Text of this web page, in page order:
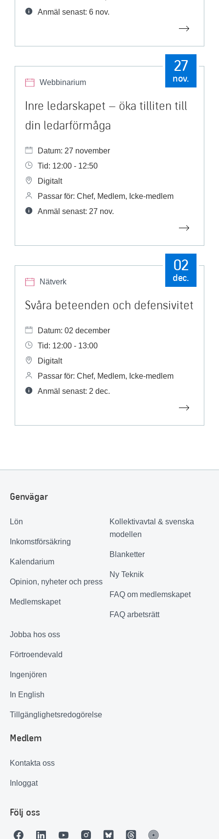
Anmäl senast: 6 nov.
Webbinarium
27
nov.
Inre ledarskapet – öka tilliten till
din ledarförmåga
Datum: 27 november
Tid: 12:00 - 12:50
Digitalt
Passar för: Chef, Medlem, Icke-medlem
Anmäl senast: 27 nov.
Nätverk
02
dec.
Svåra beteenden och defensivitet
Datum: 02 december
Tid: 12:00 - 13:00
Digitalt
Passar för: Chef, Medlem, Icke-medlem
Anmäl senast: 2 dec.
Genvägar
Lön
Inkomstförsäkring
Kalendarium
Opinion, nyheter och press
Medlemskapet
Kollektivavtal & svenska
modellen
Blanketter
Ny Teknik
FAQ om medlemskapet
FAQ arbetsrätt
Jobba hos oss
Förtroendevald
Ingenjören
In English
Tillgänglighetsredogörelse
Medlem
Kontakta oss
Inloggat
Följ oss